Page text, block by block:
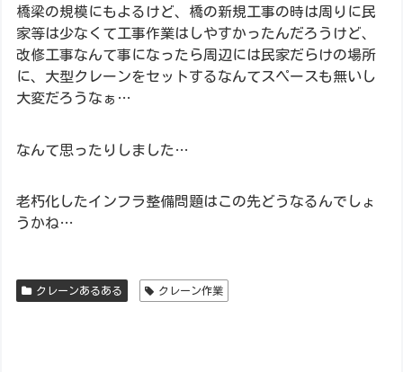
橋梁の規模にもよるけど、橋の新規工事の時は周りに民
家等は少なくて工事作業はしやすかったんだろうけど、
改修工事なんて事になったら周辺には民家だらけの場所
に、大型クレーンをセットするなんてスペースも無いし
大変だろうなぁ…
なんて思ったりしました…
老朽化したインフラ整備問題はこの先どうなるんでしょ
うかね…
クレーンあるある クレーン作業